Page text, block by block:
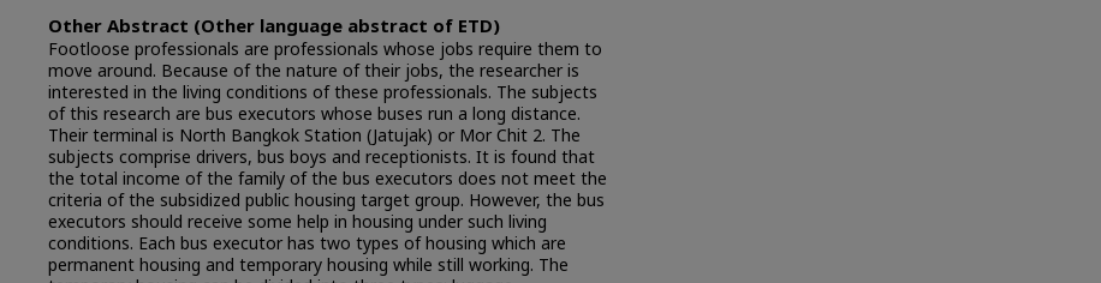
Other Abstract (Other language abstract of ETD)
Footloose professionals are professionals whose jobs require them to
move around. Because of the nature of their jobs, the researcher is
interested in the living conditions of these professionals. The subjects
of this research are bus executors whose buses run a long distance.
Their terminal is North Bangkok Station (Jatujak) or Mor Chit 2. The
subjects comprise drivers, bus boys and receptionists. It is found that
the total income of the family of the bus executors does not meet the
criteria of the subsidized public housing target group. However, the bus
executors should receive some help in housing under such living
conditions. Each bus executor has two types of housing which are
permanent housing and temporary housing while still working. The